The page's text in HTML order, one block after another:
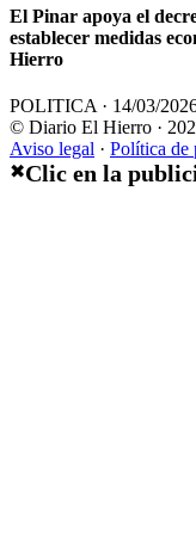
El Pinar apoya el
establecer medidas
Hierro
POLITICA · 14/03/
© Diario El Hierro ·
Aviso legal · Política de
✖Clic en la